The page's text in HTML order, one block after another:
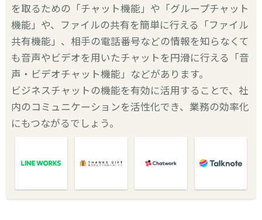
を取るための「チャット機能」や「グループチャット
機能」や、ファイルの共有を簡単に行える「ファイル
共有機能」、相手の電話番号などの情報を知らなくて
も音声やビデオを用いたチャットを円滑に行える「音
声・ビデオチャット機能」などがあります。
ビジネスチャットの機能を有効に活用することで、社
内のコミュニケーションを活性化でき、業務の効率化
にもつながるでしょう。